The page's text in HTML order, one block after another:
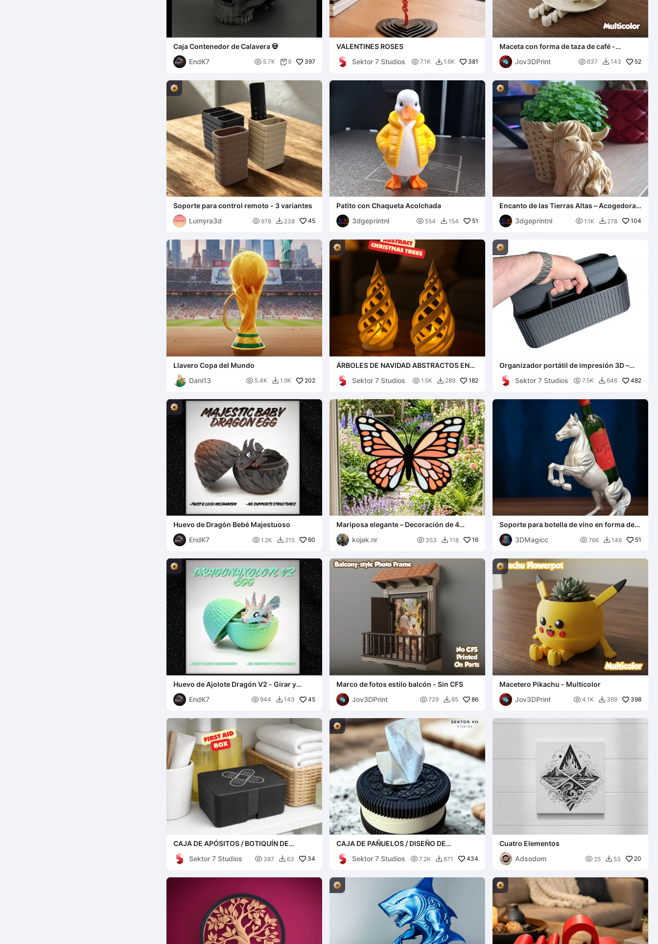
Caja Contenedor de Calavera 💀
EndK7
 5.7K 9 397
VALENTINES ROSES
Sektor 7 Studios
 7.1K  1.6K 381
Maceta con forma de taza de café -
Multicolor
Jov3DPrint
 637  143 52
Soporte para control remoto - 3 variantes
Lumyra3d
 978  238 45
Patito con Chaqueta Acolchada
3dgeprintnl
 554  154 51
Encanto de las Tierras Altas – Acogedora
Maceta Cesta de Vaca
3dgeprintnl
 1.1K  278 104
Llavero Copa del Mundo
Dani13
 5.4K  1.9K 202
ÁRBOLES DE NAVIDAD ABSTRACTOS EN
ESPIRAL / VELA LED
Sektor 7 Studios
 1.5K  289 182
Organizador portátil de impresión 3D –
Diseñado para makers
Sektor 7 Studios
 7.5K  646 482
Huevo de Dragón Bebé Majestuoso
EndK7
 1.2K  215 60
Mariposa elegante – Decoración de 4
colores
kojak.nr
 353  116 16
Soporte para botella de vino en forma de
caballo
3DMagicc
 766  146 51
Huevo de Ajolote Dragón V2 - Girar y
bloquear - Sin soportes
EndK7
 944  143 45
Marco de fotos estilo balcón - Sin CFS
Jov3DPrint
 729  85 86
Macetero Pikachu - Multicolor
Jov3DPrint
 4.1K  369 398
CAJA DE APÓSITOS / BOTIQUÍN DE
PRIMEROS AUXILIOS / CAJAS MÉDICAS /
CAJA DE ALMACENAJE
Sektor 7 Studios  387  63 34
CAJA DE PAÑUELOS / DISEÑO DE
GALLETA / FÁCIL DE IMPRIMIR /
DISPENSADOR DE PAÑUELOS
Sektor 7 Studios  7.2K  671 434
Cuatro Elementos
Adsodom
 25  53 20